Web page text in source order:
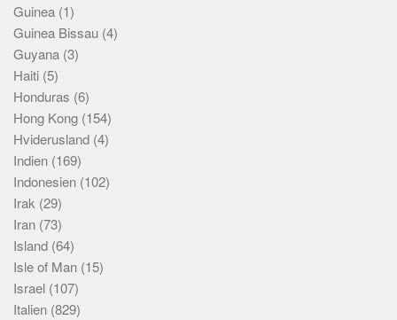
Guinea (1)
Guinea Bissau (4)
Guyana (3)
Haiti (5)
Honduras (6)
Hong Kong (154)
Hviderusland (4)
Indien (169)
Indonesien (102)
Irak (29)
Iran (73)
Island (64)
Isle of Man (15)
Israel (107)
Italien (829)